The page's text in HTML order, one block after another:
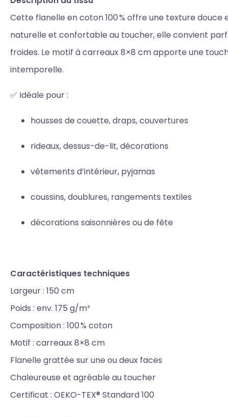
Cette flanelle en coton 100 % offre une texture douce
naturelle et confortable au toucher, elle convient
froides. Le motif à carreaux 8×8 cm apporte une
intemporelle.
✅ Idéale pour :
housses de couette, draps, couvertures
rideaux, dessus-de-lit, décorations
vêtements d’intérieur, pyjamas
coussins, doublures, rangements textiles
décorations saisonnières ou de fête
Caractéristiques techniques
Largeur : 150 cm
Poids : env. 175 g/m²
Composition : 100 % coton
Motif : carreaux 8×8 cm
Flanelle grattée sur une ou deux faces
Chaleureuse et agréable au toucher
Certificat : OEKO-TEX® Standard 100